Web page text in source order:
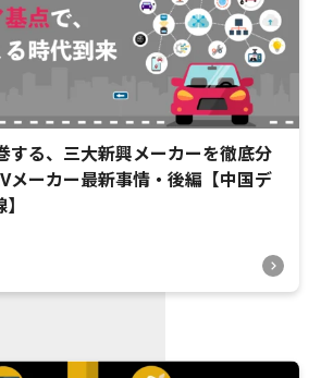
する、三大新興メーカーを徹底分
メーカー最新事情・後編【中国デ